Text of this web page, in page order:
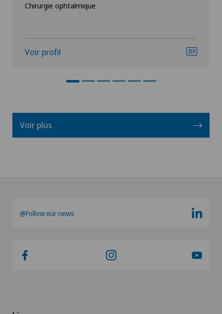
Chirurgie ophtalmique
Voir profil
Voir plus
@Follow our news